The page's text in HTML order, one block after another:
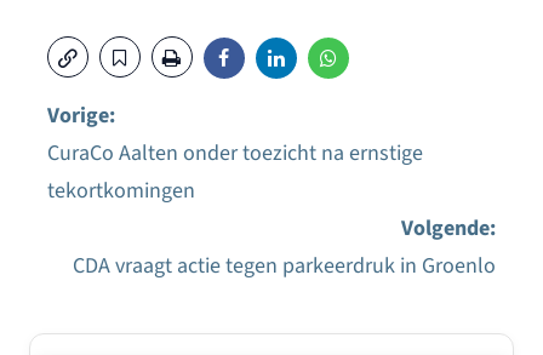
Bericht
Vorige:
CuraCo Aalten onder toezicht na ernstige
tekortkomingen
Volgende:
CDA vraagt actie tegen parkeerdruk in Groenlo